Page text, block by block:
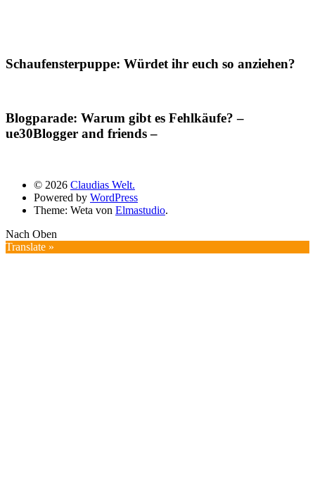
Schaufensterpuppe: Würdet ihr euch so anziehen?
Blogparade: Warum gibt es Fehlkäufe? –
ue30Blogger and friends –
© 2026 Claudias Welt.
Powered by WordPress
Theme: Weta von Elmastudio.
Nach Oben
Translate »